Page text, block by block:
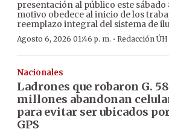
presentación al público este sábado
motivo obedece al inicio de los
reemplazo integral del sistema de
Agosto 6, 2026 01:46 p. m. · Redacción ÚH
Nacionales
Ladrones que robaron G. 58
millones abandonan
para evitar ser ubicados
GPS